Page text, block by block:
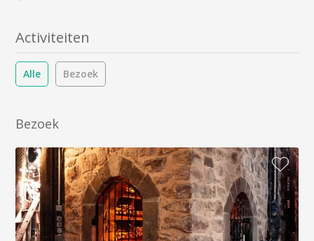
Activiteiten
Alle Bezoek
Bezoek